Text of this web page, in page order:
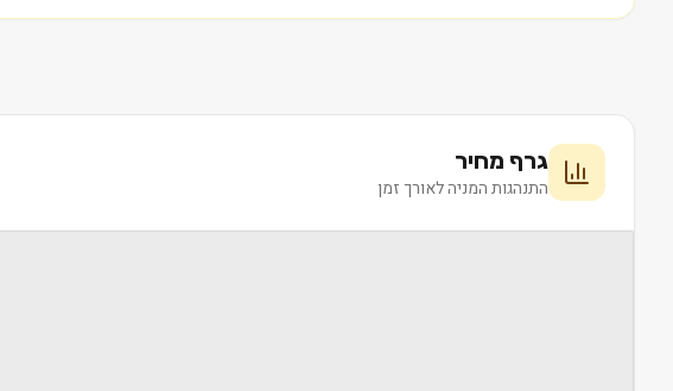
גרף מחיר
התנהגות המניה לאורך זמן